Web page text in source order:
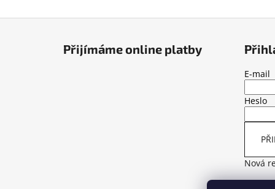
Přijímáme online platby
E-mail
Heslo
Nová